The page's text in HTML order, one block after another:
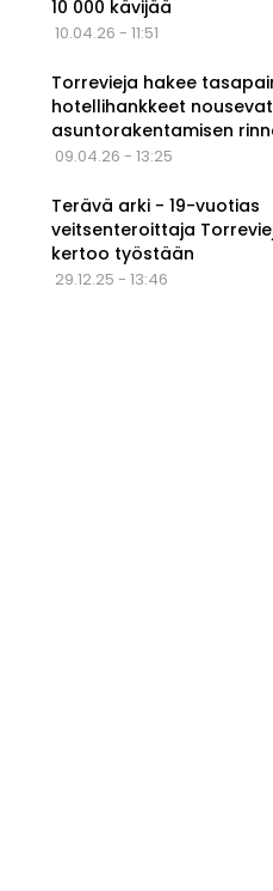
10 000 kävijää
10.04.26 - 11:51
Torrevieja hakee
hotellihankkeet nousevat
asuntorakentamisen
09.04.26 - 13:25
Terävä arki - 19-vuotias
veitsenteroittaja
kertoo työstään
29.12.25 - 13:46